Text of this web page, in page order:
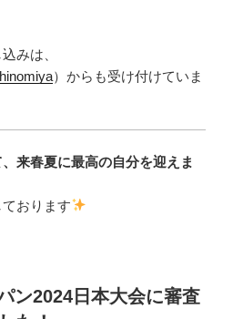
みは、
）からも受け付けていま
来春夏に最高の自分を迎えま
おります
ン2024日本大会に審査